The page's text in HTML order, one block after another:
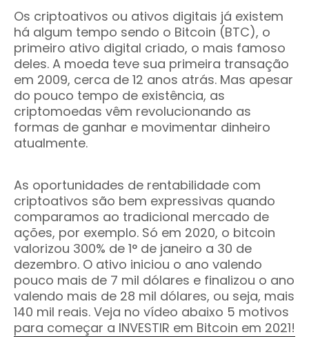
Os criptoativos ou ativos digitais já existem
há algum tempo sendo o Bitcoin (BTC), o
primeiro ativo digital criado, o mais famoso
deles. A moeda teve sua primeira transação
em 2009, cerca de 12 anos atrás. Mas apesar
do pouco tempo de existência, as
criptomoedas vêm revolucionando as
formas de ganhar e movimentar dinheiro
atualmente.
As oportunidades de rentabilidade com
criptoativos são bem expressivas quando
comparamos ao tradicional mercado de
ações, por exemplo. Só em 2020, o bitcoin
valorizou 300% de 1° de janeiro a 30 de
dezembro. O ativo iniciou o ano valendo
pouco mais de 7 mil dólares e finalizou o ano
valendo mais de 28 mil dólares, ou seja, mais
140 mil reais. Veja no vídeo abaixo 5 motivos
para começar a INVESTIR em Bitcoin em 2021!